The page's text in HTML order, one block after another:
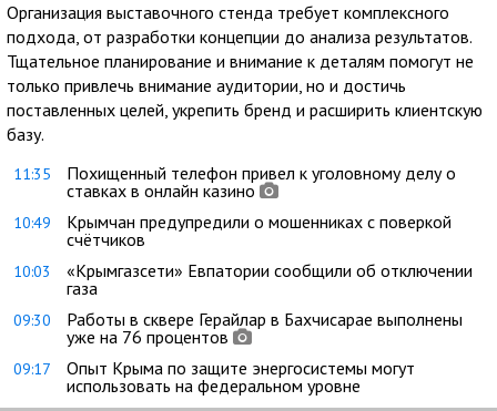
Организация выставочного стенда требует комплексного
подхода, от разработки концепции до анализа результатов.
Тщательное планирование и внимание к деталям помогут не
только привлечь внимание аудитории, но и достичь
поставленных целей, укрепить бренд и расширить клиентскую
базу.
11:35
Похищенный телефон привел к уголовному делу о
ставках в онлайн казино
10:49
Крымчан предупредили о мошенниках с поверкой
счётчиков
10:03
«Крымгазсети» Евпатории сообщили об отключении
газа
09:30
Работы в сквере Герайлар в Бахчисарае выполнены
уже на 76 процентов
09:17
Опыт Крыма по защите энергосистемы могут
использовать на федеральном уровне